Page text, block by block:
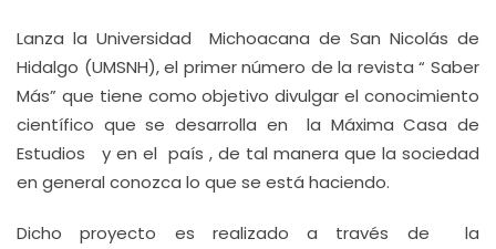
Lanza la Universidad Michoacana de San Nicolás de
Hidalgo (UMSNH), el primer número de la revista “ Saber
Más” que tiene como objetivo divulgar el conocimiento
científico que se desarrolla en la Máxima Casa de
Estudios y en el país , de tal manera que la sociedad
en general conozca lo que se está haciendo.
Dicho proyecto es realizado a través de la